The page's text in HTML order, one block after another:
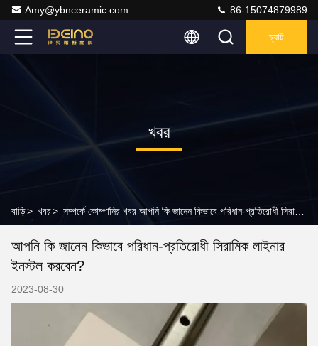
Amy@ybnceramic.com 86-15074879989
চ্যাট
খবর
বাড়ি> খবর>
আপনি কি জানেন কিভাবে পরিধান-প্রতিরোধী সিরামিক লাইনার
ইনস্টল করবেন?
2023-08-30